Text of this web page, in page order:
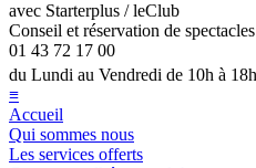
avec Starterplus / leClub
Conseil et réservation de
01 43 72 17 00
du Lundi au Vendredi de 10h à
≡
Accueil
Qui sommes nous
Les services offerts